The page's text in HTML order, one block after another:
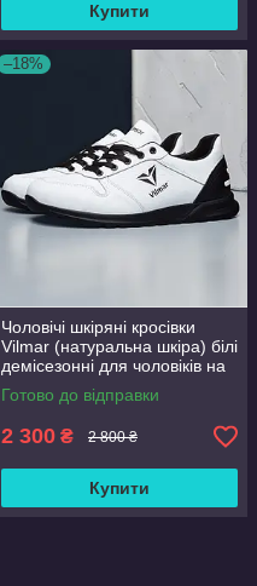
Купити
–18%
Чоловічі шкіряні кросівки
Vilmar (натуральна шкіра) білі
демісезонні для чоловіків на
весну осінь, розмір 39 40 41
42 43 44 45 46
Готово до відправки
2 300 ₴ 2 800 ₴
Купити